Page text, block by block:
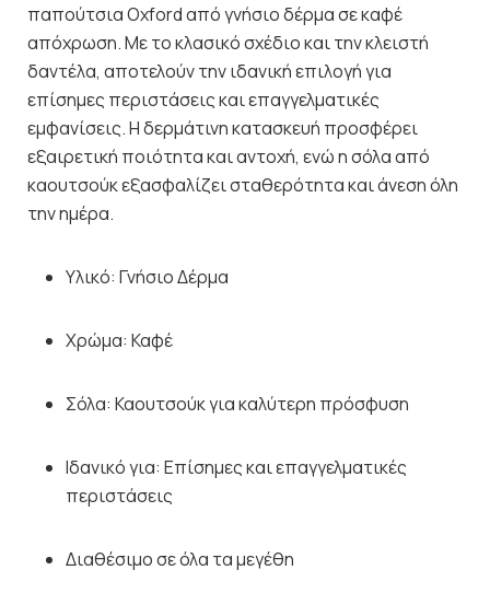
παπούτσια Oxford από γνήσιο δέρμα σε καφέ
απόχρωση. Με το κλασικό σχέδιο και την κλειστή
δαντέλα, αποτελούν την ιδανική επιλογή για
επίσημες περιστάσεις και επαγγελματικές
εμφανίσεις. Η δερμάτινη κατασκευή προσφέρει
εξαιρετική ποιότητα και αντοχή, ενώ η σόλα από
καουτσούκ εξασφαλίζει σταθερότητα και άνεση όλη
την ημέρα.
Υλικό: Γνήσιο Δέρμα
Χρώμα: Καφέ
Σόλα: Καουτσούκ για καλύτερη πρόσφυση
Ιδανικό για: Επίσημες και επαγγελματικές
περιστάσεις
Διαθέσιμο σε όλα τα μεγέθη